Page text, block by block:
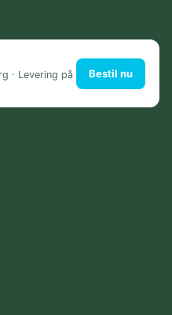
· Levering på
Bestil nu